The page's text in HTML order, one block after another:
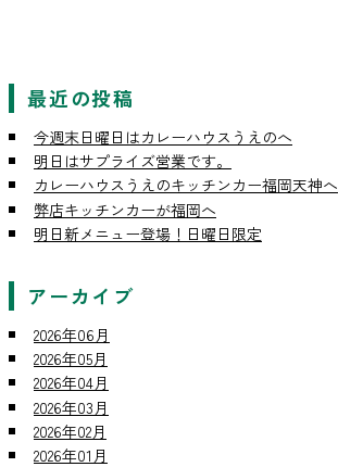
最近の投稿
今週末日曜日はカレーハウスうえのへ
明日はサプライズ営業です。
カレーハウスうえのキッチンカー福岡天神へ
弊店キッチンカーが福岡へ
明日新メニュー登場！日曜日限定
アーカイブ
2026年06月
2026年05月
2026年04月
2026年03月
2026年02月
2026年01月